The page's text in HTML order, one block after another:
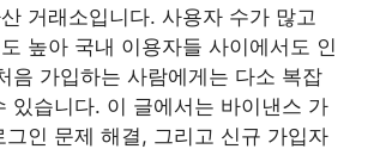
거래소입니다. 사용자 수가 많고
높아 국내 이용자들 사이에서도 인
음 가입하는 사람에게는 다소 복잡
있습니다. 이 글에서는 바이낸스 가
그인 문제 해결, 그리고 신규 가입자